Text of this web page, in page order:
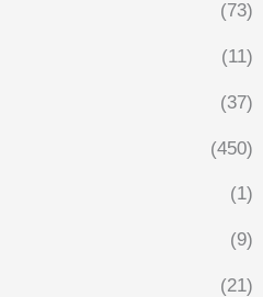
(73)
(11)
(37)
(450)
(1)
(9)
(21)